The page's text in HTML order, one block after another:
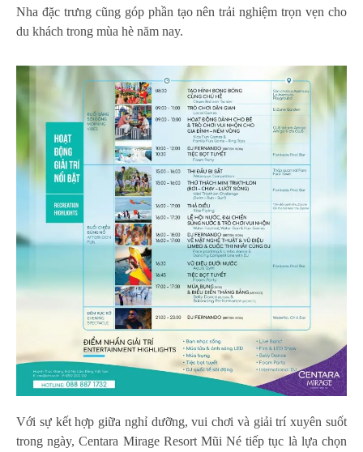
Nha đặc trưng cũng góp phần tạo nên trải nghiệm trọn vẹn cho
du khách trong mùa hè năm nay.
Với sự kết hợp giữa nghỉ dưỡng, vui chơi và giải trí xuyên suốt
trong ngày, Centara Mirage Resort Mũi Né tiếp tục là lựa chọn